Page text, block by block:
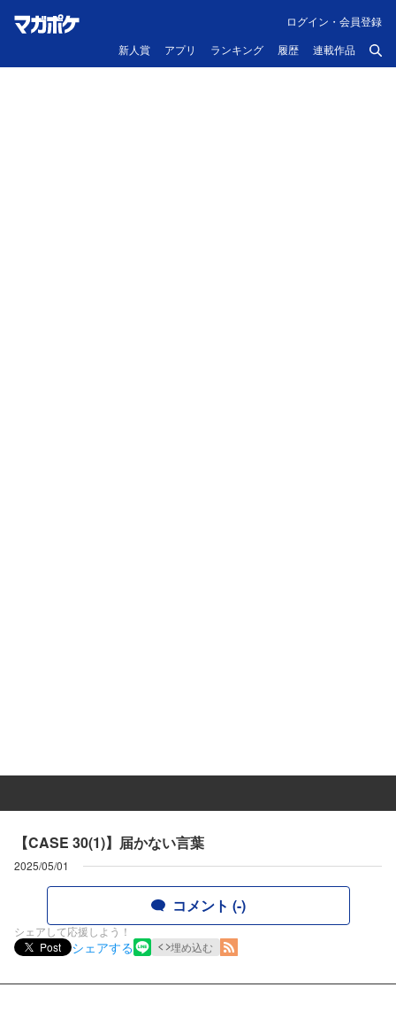
新人賞 アプリ ランキング 履歴 連載作品
ログイン・会員登録
【CASE 30(1)】届かない言葉
2025/05/01
コメント (-)
シェアして応援しよう！
Post
シェアする 埋め込む